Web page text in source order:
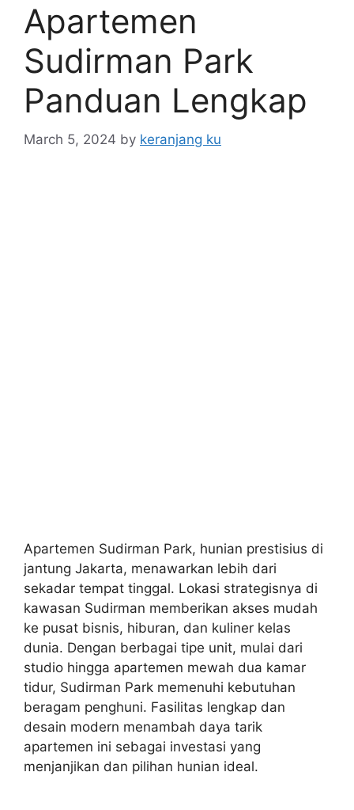
Apartemen
Sudirman Park
Panduan Lengkap
March 5, 2024 by keranjang ku
Apartemen Sudirman Park, hunian prestisius di
jantung Jakarta, menawarkan lebih dari
sekadar tempat tinggal. Lokasi strategisnya di
kawasan Sudirman memberikan akses mudah
ke pusat bisnis, hiburan, dan kuliner kelas
dunia. Dengan berbagai tipe unit, mulai dari
studio hingga apartemen mewah dua kamar
tidur, Sudirman Park memenuhi kebutuhan
beragam penghuni. Fasilitas lengkap dan
desain modern menambah daya tarik
apartemen ini sebagai investasi yang
menjanjikan dan pilihan hunian ideal.